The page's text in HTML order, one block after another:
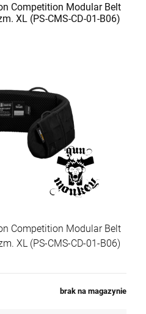
Competition Modular Belt
XL (PS-CMS-CD-01-B06)
Competition Modular Belt
XL (PS-CMS-CD-01-B06)
brak na magazynie